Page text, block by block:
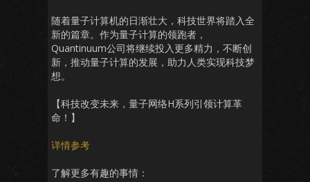
随着量子计算机的日渐壮大，科技世界将踏入全
新的篇章。作为量子计算的领跑者，
Quantinuum公司将继续投入更多精力，不断创
新，推动量子计算的发展，助力人类实现科技梦
想。
【科技改变未来，量子网络H系列引领计算革
命！】
详情参考
了解更多有趣的事情：